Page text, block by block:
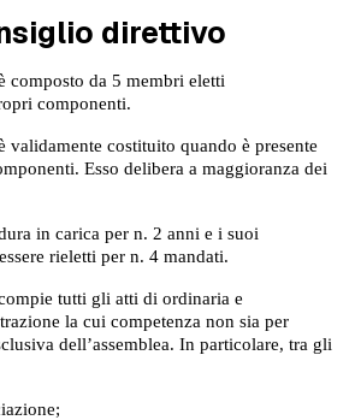
direttivo
da 5 membri eletti
componenti.
costituito quando è presente
Esso delibera a maggioranza dei
in carica per n. 2 anni e i suoi
rieletti per n. 4 mandati.
tutti gli atti di ordinaria e
la cui competenza non sia per
dell’assemblea. In particolare, tra gli